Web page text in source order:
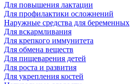
Для повышения лактации
Для профилактики осложнений
Наружные средства для беременных
Для вскармливания
Для крепкого иммунитета
Для обмена веществ
Для пищеварения детей
Для роста и развития
Для укрепления костей